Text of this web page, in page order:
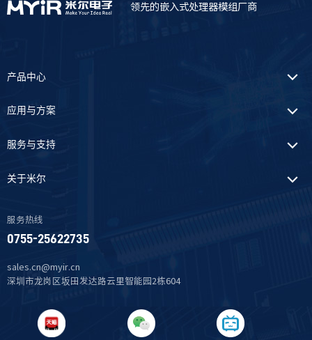
领先的嵌入式处理器模组厂商
产品中心
应用与方案
服务与支持
关于米尔
服务热线
0755-25622735
sales.cn@myir.cn
深圳市龙岗区坂田发达路云里智能园2栋604